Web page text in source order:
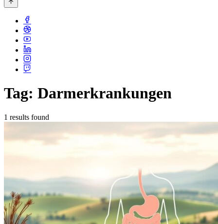
Tag: Darmerkrankungen
1 results found